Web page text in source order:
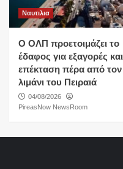
Ναυτιλια
O ΟΛΠ προετοιμάζει το
έδαφος για εξαγορές και
επέκταση πέρα από τον
λιμάνι του Πειραιά
04/08/2026
PireasNow NewsRoom